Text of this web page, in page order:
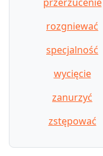
rozgniewać
specjalność
wycięcie
zanurzyć
zstępować